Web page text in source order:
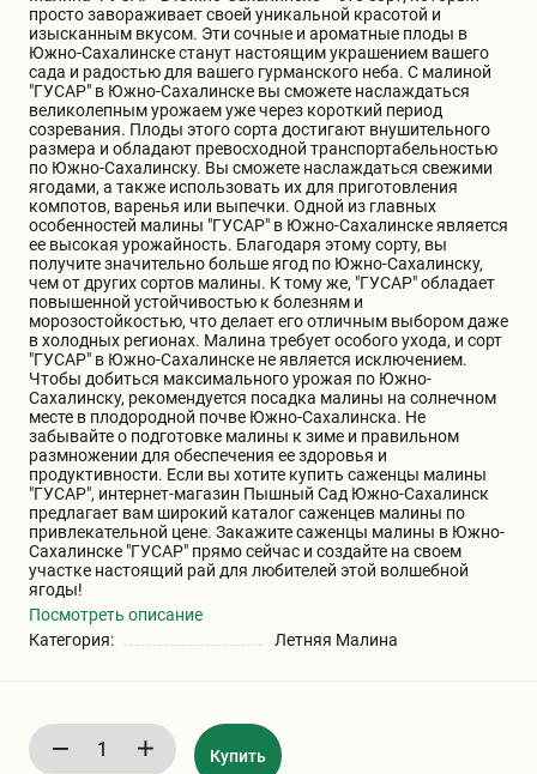
Шарафуга
Бирючина
Плющ
Овсяница
Кустарники
ПАМПАСНАЯ ТРАВА
(КОРТАДЕРИЯ)
Кизильник саженец
Олеандр саженцы
Экзотические растения
Декоративные саженцы
Комнатные растения
Хвойные саженцы
Клематис
Глициния
Гвоздика саженцы
Хризантемы саженцы
Зелень и пряные травы
просто завораживает своей уникальной красотой и
изысканным вкусом. Эти сочные и ароматные плоды в
Южно-Сахалинске станут настоящим украшением вашего
сада и радостью для вашего гурманского неба. С малиной
"ГУСАР" в Южно-Сахалинске вы сможете наслаждаться
великолепным урожаем уже через короткий период
созревания. Плоды этого сорта достигают внушительного
размера и обладают превосходной транспортабельностью
по Южно-Сахалинску. Вы сможете наслаждаться свежими
ягодами, а также использовать их для приготовления
компотов, варенья или выпечки. Одной из главных
особенностей малины "ГУСАР" в Южно-Сахалинске является
ее высокая урожайность. Благодаря этому сорту, вы
получите значительно больше ягод по Южно-Сахалинску,
чем от других сортов малины. К тому же, "ГУСАР" обладает
повышенной устойчивостью к болезням и
морозостойкостью, что делает его отличным выбором даже
в холодных регионах. Малина требует особого ухода, и сорт
"ГУСАР" в Южно-Сахалинске не является исключением.
Чтобы добиться максимального урожая по Южно-
Сахалинску, рекомендуется посадка малины на солнечном
месте в плодородной почве Южно-Сахалинска. Не
забывайте о подготовке малины к зиме и правильном
размножении для обеспечения ее здоровья и
продуктивности. Если вы хотите купить саженцы малины
"ГУСАР", интернет-магазин Пышный Сад Южно-Сахалинск
предлагает вам широкий каталог саженцев малины по
привлекательной цене. Закажите саженцы малины в Южно-
Сахалинске "ГУСАР" прямо сейчас и создайте на своем
участке настоящий рай для любителей этой волшебной
ягоды!
Посмотреть описание
Категория:
Летняя Малина
Купить